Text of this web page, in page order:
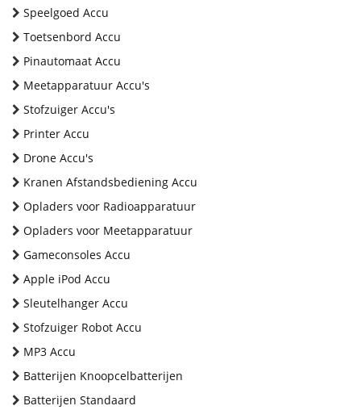
Speelgoed Accu
Toetsenbord Accu
Pinautomaat Accu
Meetapparatuur Accu's
Stofzuiger Accu's
Printer Accu
Drone Accu's
Kranen Afstandsbediening Accu
Opladers voor Radioapparatuur
Opladers voor Meetapparatuur
Gameconsoles Accu
Apple iPod Accu
Sleutelhanger Accu
Stofzuiger Robot Accu
MP3 Accu
Batterijen Knoopcelbatterijen
Batterijen Standaard